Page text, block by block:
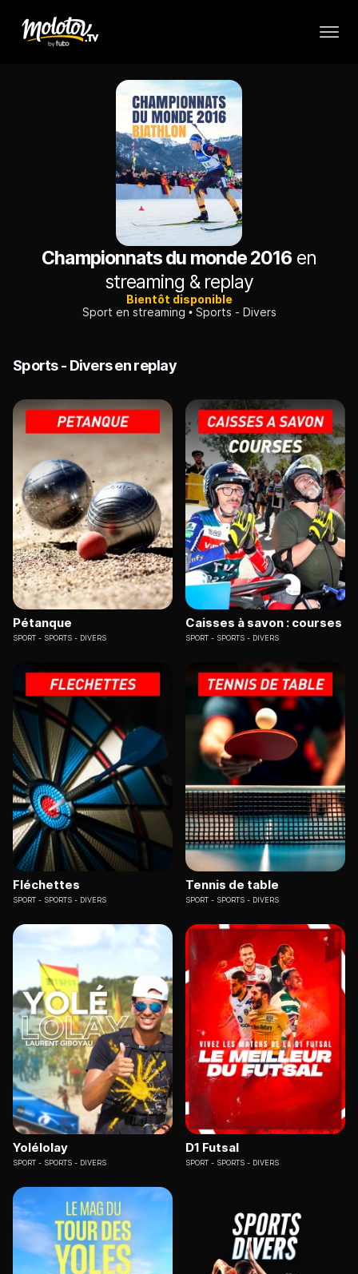
Championnats du monde 2016 en
streaming & replay
Bientôt disponible
Sport en streaming
Sports - Divers
Sports - Divers en replay
Pétanque
SPORT SPORTS - DIVERS
Caisses à savon : courses
SPORT SPORTS - DIVERS
Fléchettes
SPORT SPORTS - DIVERS
Tennis de table
SPORT SPORTS - DIVERS
Yolélolay
SPORT SPORTS - DIVERS
D1 Futsal
SPORT SPORTS - DIVERS